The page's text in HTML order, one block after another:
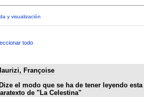
y visualización
todo
Françoise
el modo que se ha de tener leyendo
de "La Celestina"